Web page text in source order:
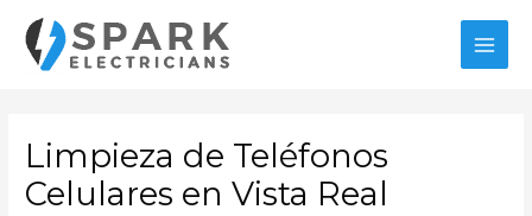
contenido
Limpieza de Teléfonos
Celulares en Vista Real